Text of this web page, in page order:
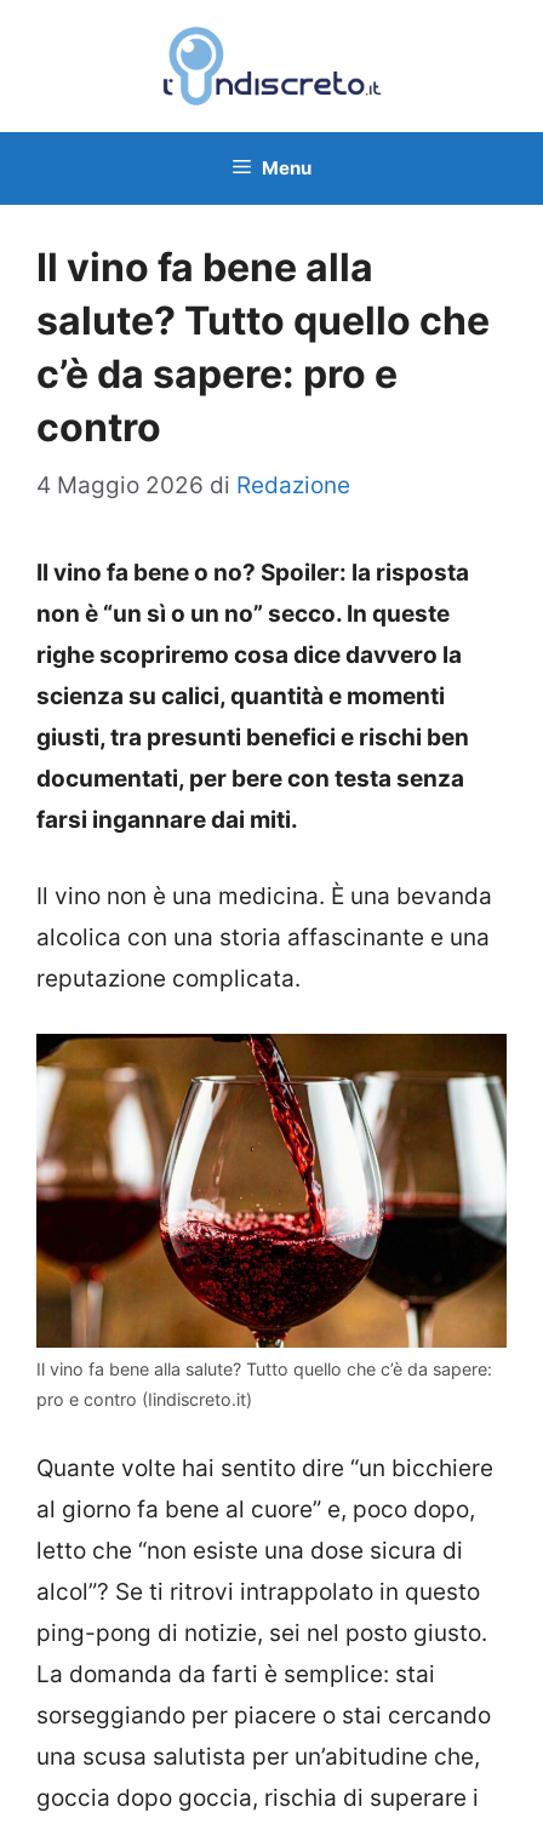
Menu
Il vino fa bene alla
salute? Tutto quello che
c’è da sapere: pro e
contro
4 Maggio 2026 di Redazione
Il vino fa bene o no? Spoiler: la risposta
non è “un sì o un no” secco. In queste
righe scopriremo cosa dice davvero la
scienza su calici, quantità e momenti
giusti, tra presunti benefici e rischi ben
documentati, per bere con testa senza
farsi ingannare dai miti.
Il vino non è una medicina. È una bevanda
alcolica con una storia affascinante e una
reputazione complicata.
Il vino fa bene alla salute? Tutto quello che c’è da sapere:
pro e contro (Iindiscreto.it)
Quante volte hai sentito dire “un bicchiere
al giorno fa bene al cuore” e, poco dopo,
letto che “non esiste una dose sicura di
alcol”? Se ti ritrovi intrappolato in questo
ping-pong di notizie, sei nel posto giusto.
La domanda da farti è semplice: stai
sorseggiando per piacere o stai cercando
una scusa salutista per un’abitudine che,
goccia dopo goccia, rischia di superare i